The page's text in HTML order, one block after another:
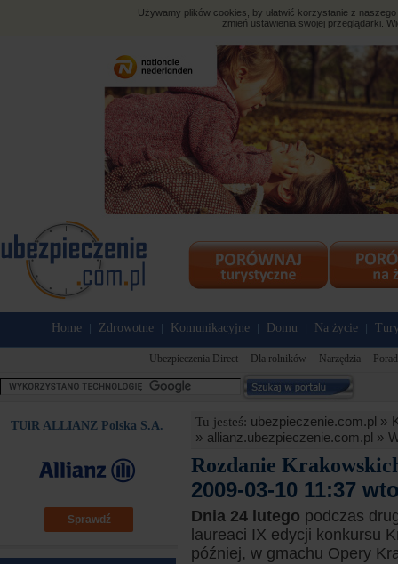
Używamy plików cookies, by ułatwić korzystanie z
zmień ustawienia swojej przeglądarki.
Home Zdrowotne Komunikacyjne Domu Na życie
Ubezpieczenia Direct Dla rolników Narzędzia
TUiR ALLIANZ Polska S.A.
Sprawdź
Tu jesteś: ubezpieczenie.com.pl »
» allianz.ubezpieczenie.com.pl »
Rozdanie
2009-03-10 11:37
Dnia 24 lutego podczas
laureaci IX edycji konkursu
później, w gmachu Opery